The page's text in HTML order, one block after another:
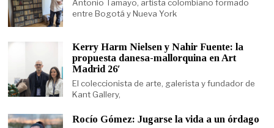
Antonio Tamayo, artista colombiano formado
entre Bogotá y Nueva York
Kerry Harm Nielsen y Nahir Fuente: la
propuesta danesa-mallorquina en Art
Madrid 26′
El coleccionista de arte, galerista y fundador de
Kant Gallery,
Rocío Gómez: Jugarse la vida a un órdago